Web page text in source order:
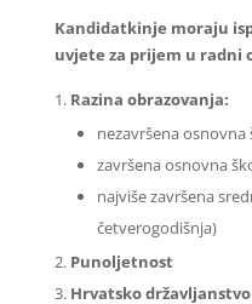
Kandidatkinje moraju
uvjete za prijem u radni
Razina obrazovanja:
nezavršena osnovna
završena osnovna
najviše završena
četverogodišnja)
Punoljetnost
Hrvatsko državljanstvo